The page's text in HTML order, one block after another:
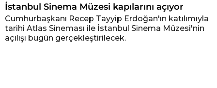
İstanbul Sinema Müzesi kapılarını açıyor
Cumhurbaşkanı Recep Tayyip Erdoğan'ın katılımıyla
tarihi Atlas Sineması ile İstanbul Sinema Müzesi'nin
açılışı bugün gerçekleştirilecek.